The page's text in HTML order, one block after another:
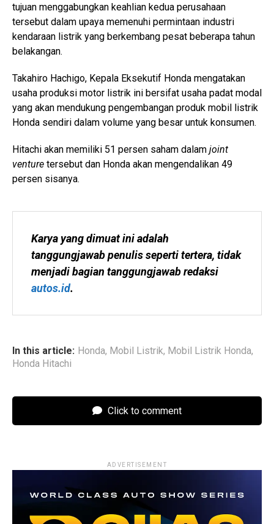
tujuan menggabungkan keahlian kedua perusahaan
tersebut dalam upaya memenuhi permintaan industri
kendaraan listrik yang berkembang pesat beberapa tahun
belakangan.
Takahiro Hachigo, Kepala Eksekutif Honda mengatakan
usaha produksi motor listrik ini bersifat usaha padat modal
yang akan mendukung pengembangan produk mobil listrik
Honda sendiri dalam volume yang besar untuk konsumen.
Hitachi akan memiliki 51 persen saham dalam joint
venture tersebut dan Honda akan mengendalikan 49
persen sisanya.
Karya yang dimuat ini adalah
tanggungjawab penulis seperti tertera, tidak
autos.id.
In this article: Honda, Mobil Listrik, Mobil Listrik Honda,
Honda Hitachi
Click to comment
ADVERTISEMENT